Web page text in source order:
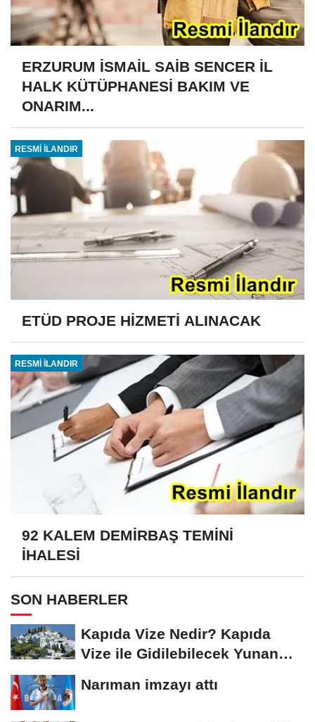
ERZURUM İSMAİL SAİB SENCER İL
HALK KÜTÜPHANESİ BAKIM VE
ONARIM...
RESMİ İLANDIR
ETÜD PROJE HİZMETİ ALINACAK
RESMİ İLANDIR
92 KALEM DEMİRBAŞ TEMİNİ
İHALESİ
SON HABERLER
Kapıda Vize Nedir? Kapıda
Vize ile Gidilebilecek Yunan
Narıman imzayı attı